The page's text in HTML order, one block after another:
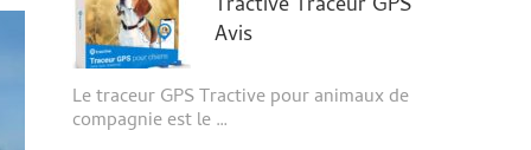
Avis
Le traceur GPS Tractive pour animaux de
compagnie est le …